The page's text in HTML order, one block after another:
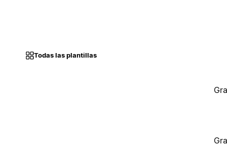
Todas las plantillas